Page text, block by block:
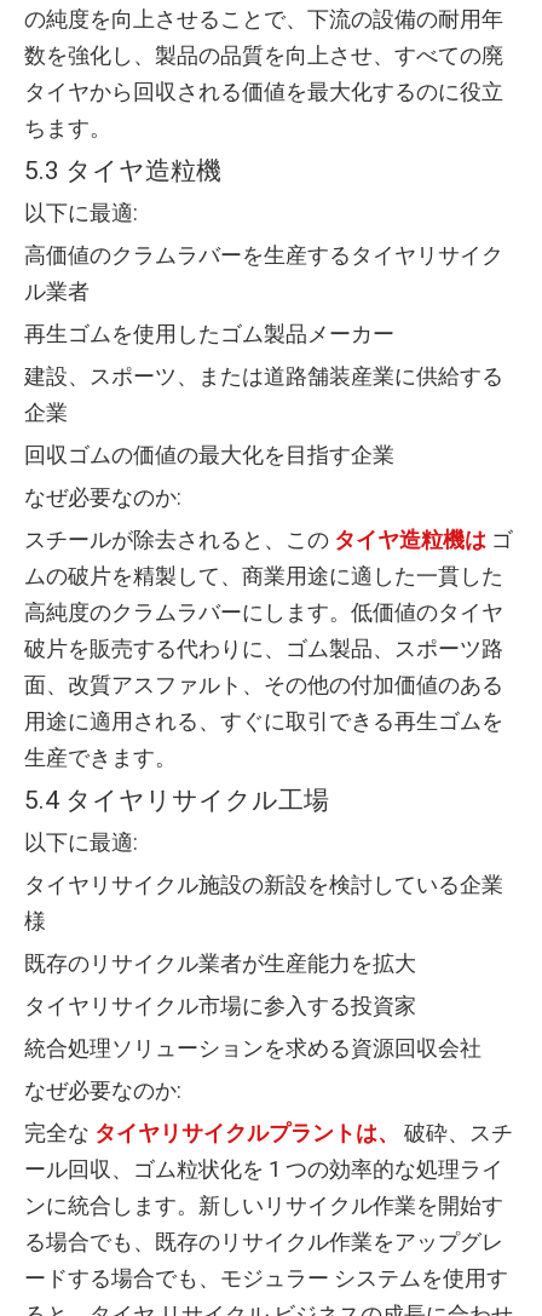
の純度を向上させることで、下流の設備の耐用年
数を強化し、製品の品質を向上させ、すべての廃
タイヤから回収される価値を最大化するのに役立
ちます。
5.3 タイヤ造粒機
以下に最適:
高価値のクラムラバーを生産するタイヤリサイク
ル業者
再生ゴムを使用したゴム製品メーカー
建設、スポーツ、または道路舗装産業に供給する
企業
回収ゴムの価値の最大化を目指す企業
なぜ必要なのか:
スチールが除去されると、この タイヤ造粒機は ゴ
ムの破片を精製して、商業用途に適した一貫した
高純度のクラムラバーにします。低価値のタイヤ
破片を販売する代わりに、ゴム製品、スポーツ路
面、改質アスファルト、その他の付加価値のある
用途に適用される、すぐに取引できる再生ゴムを
生産できます。
5.4 タイヤリサイクル工場
以下に最適:
タイヤリサイクル施設の新設を検討している企業
様
既存のリサイクル業者が生産能力を拡大
タイヤリサイクル市場に参入する投資家
統合処理ソリューションを求める資源回収会社
なぜ必要なのか:
完全な タイヤリサイクルプラントは、 破砕、スチ
ール回収、ゴム粒状化を 1 つの効率的な処理ライ
ンに統合します。新しいリサイクル作業を開始す
る場合でも、既存のリサイクル作業をアップグレ
ードする場合でも、モジュラー システムを使用す